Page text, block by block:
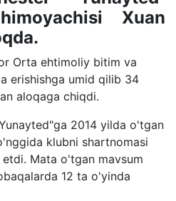
Xuan
Orta ehtimoliy bitim va
erishishga umid qilib 34
aloqaga chiqdi.
2014 yilda o'tgan
klubni shartnomasi
Mata o'tgan mavsum
12 ta o'yinda